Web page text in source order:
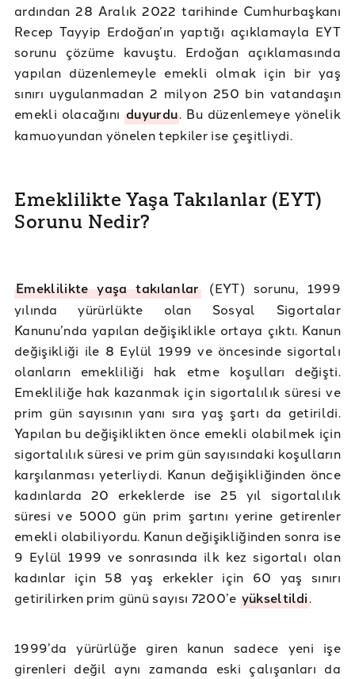
ardından 28 Aralık 2022 tarihinde Cumhurbaşkanı
Recep Tayyip Erdoğan’ın yaptığı açıklamayla EYT
sorunu çözüme kavuştu. Erdoğan açıklamasında
yapılan düzenlemeyle emekli olmak için bir yaş
sınırı uygulanmadan 2 milyon 250 bin vatandaşın
emekli olacağınıduyurdu. Bu düzenlemeye yönelik
kamuoyundan yönelen tepkiler ise çeşitliydi.
Emeklilikte Yaşa Takılanlar (EYT)
Sorunu Nedir?
Emeklilikte yaşa takılanlar(EYT) sorunu, 1999
yılında yürürlükte olan Sosyal Sigortalar
Kanunu’nda yapılan değişiklikle ortaya çıktı. Kanun
değişikliği ile 8 Eylül 1999 ve öncesinde sigortalı
olanların emekliliği hak etme koşulları değişti.
Emekliliğe hak kazanmak için sigortalılık süresi ve
prim gün sayısının yanı sıra yaş şartı da getirildi.
Yapılan bu değişiklikten önce emekli olabilmek için
sigortalılık süresi ve prim gün sayısındaki koşulların
karşılanması yeterliydi. Kanun değişikliğinden önce
kadınlarda 20 erkeklerde ise 25 yıl sigortalılık
süresi ve 5000 gün prim şartını yerine getirenler
emekli olabiliyordu. Kanun değişikliğinden sonra ise
9 Eylül 1999 ve sonrasında ilk kez sigortalı olan
kadınlar için 58 yaş erkekler için 60 yaş sınırı
getirilirken prim günü sayısı 7200’e yükseltildi.
1999’da yürürlüğe giren kanun sadece yeni işe
girenleri değil aynı zamanda eski çalışanları da